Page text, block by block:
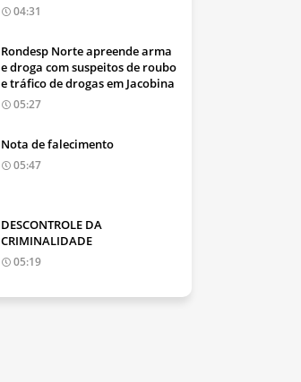
04:31
Rondesp Norte apreende arma
e droga com suspeitos de roubo
e tráfico de drogas em Jacobina
05:27
Nota de falecimento
05:47
DESCONTROLE DA
CRIMINALIDADE
05:19